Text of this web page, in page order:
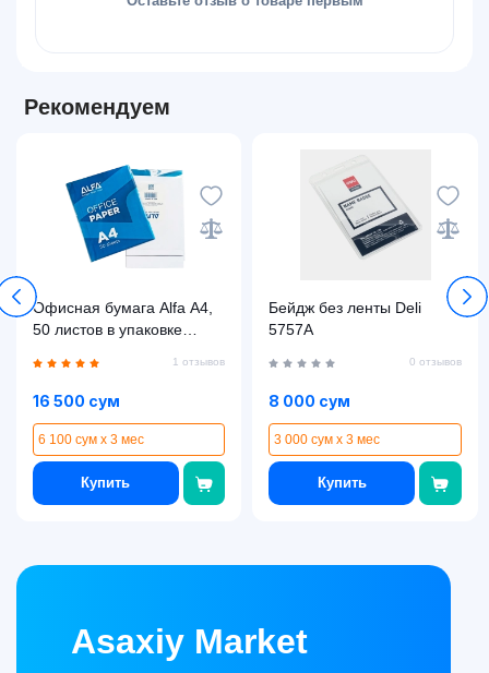
Рекомендуем
Офисная бумага Alfa A4,
50 листов в упаковке
1 отзывов
16 500 сум
6 100 сум x 3 мес
Купить
Бейдж без ленты Deli
5757A
0 отзывов
8 000 сум
3 000 сум x 3 мес
Купить
Asaxiy Market